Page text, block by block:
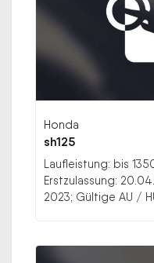
Honda
sh125
Laufleistung: bis
Erstzulassung:
2023; Gültige AU /